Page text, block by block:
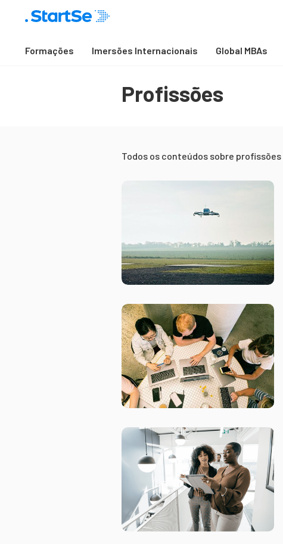
Formações Imersões Internacionais Global MBAs
Profissões
Todos os conteúdos sobre profissões